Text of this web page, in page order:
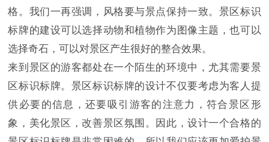
格。我们一再强调，风格要与景点保持一致。景区标识
标牌的建设可以选择动物和植物作为图像主题，也可以
选择奇石，可以对景区产生很好的整合效果。
来到景区的游客都处在一个陌生的环境中，尤其需要景
区标识标牌。景区标识标牌的设计不仅要考虑为客人提
供必要的信息，还要吸引游客的注意力，符合景区形
象，美化景区，改善景区氛围。因此，设计一个合格的